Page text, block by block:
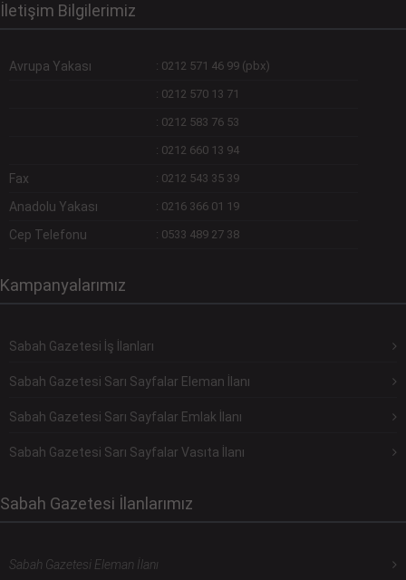
İletişim Bilgilerimiz
Avrupa Yakası : 0212 571 46 99 (pbx)
: 0212 570 13 71
: 0212 583 76 53
: 0212 660 13 94
Fax : 0212 543 35 39
Anadolu Yakası : 0216 366 01 19
Cep Telefonu : 0533 489 27 38
Kampanyalarımız
Sabah Gazetesi İş İlanları
Sabah Gazetesi Sarı Sayfalar Eleman İlanı
Sabah Gazetesi Sarı Sayfalar Emlak İlanı
Sabah Gazetesi Sarı Sayfalar Vasıta İlanı
Sabah Gazetesi İlanlarımız
Sabah Gazetesi Eleman İlanı